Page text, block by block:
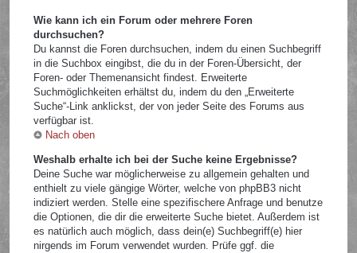
Wie kann ich ein Forum oder mehrere Foren
durchsuchen?
Du kannst die Foren durchsuchen, indem du einen Suchbegriff
in die Suchbox eingibst, die du in der Foren-Übersicht, der
Foren- oder Themenansicht findest. Erweiterte
Suchmöglichkeiten erhältst du, indem du den „Erweiterte
Suche“-Link anklickst, der von jeder Seite des Forums aus
verfügbar ist.
Nach oben
Weshalb erhalte ich bei der Suche keine Ergebnisse?
Deine Suche war möglicherweise zu allgemein gehalten und
enthielt zu viele gängige Wörter, welche von phpBB3 nicht
indiziert werden. Stelle eine spezifischere Anfrage und benutze
die Optionen, die dir die erweiterte Suche bietet. Außerdem ist
es natürlich auch möglich, dass dein(e) Suchbegriff(e) hier
nirgends im Forum verwendet wurden. Prüfe ggf. die